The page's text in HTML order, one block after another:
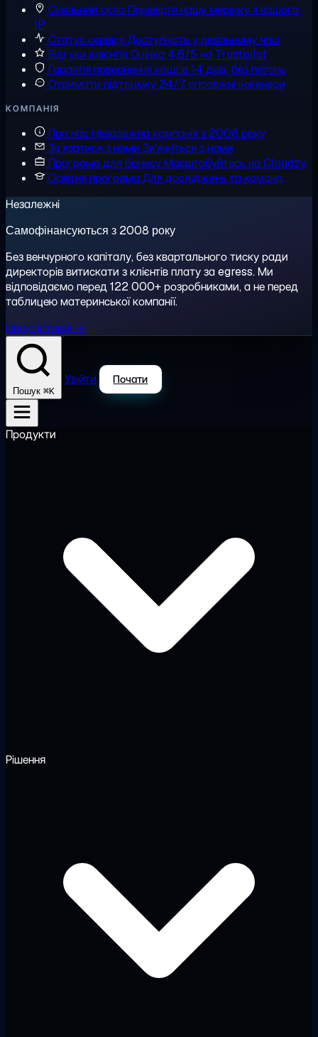
Скельний скло Перевірте нашу мережу з вашого
IP
Статус сервісуДоступність у реальному часі
Відгуки клієнтівОцінка 4,6/5 на Trustpilot
Гарантія повернення коштів14 днів, без питань
Отримати підтримку 24/7, справжні інженери
КОМПАНІЯ
Про насНезалежна компанія з 2008 року
Зв'язатися з нами Зв'яжіться з нами
Програма для бізнесуМасштабуйтесь на Cloudzy
Освітня програмаДля досліджень та команд
Незалежні
Самофінансуються з 2008 року
Без венчурного капіталу, без квартального тиску ради
директорів витискати з клієнтів плату за egress. Ми
відповідаємо перед 122 000+ розробниками, а не перед
таблицею материнської компанії.
Наша історія →
Пошук ⌘K
Увійти Почати
Продукти
Рішення